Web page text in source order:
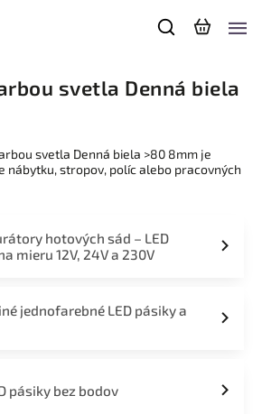
svetla Denná biela
svetla Denná biela >80 8mm je
nábytku, stropov, políc alebo pracovných
hotových sád – LED
mieru 12V, 24V a 230V
jednofarebné LED pásiky a
pásiky bez bodov